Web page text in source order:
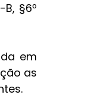
§6º
em
as